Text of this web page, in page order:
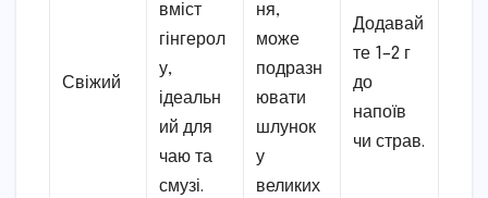
Свіжий
вміст
гінгерол
у,
ідеальн
ий для
чаю та
смузі.
ня,
може
подразн
ювати
шлунок
у
великих
Додавай
те 1–2 г
до
напоїв
чи страв.